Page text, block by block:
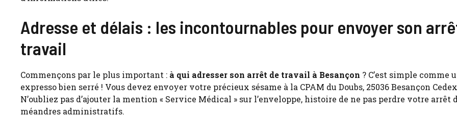
Adresse et délais : les incontournables pour envoyer son
travail
Commençons par le plus important : à qui adresser son arrêt de travail à Besançon ? C’est simple comme
expresso bien serré ! Vous devez envoyer votre précieux sésame à la CPAM du Doubs, 25036 Besançon
N’oubliez pas d’ajouter la mention « Service Médical » sur l’enveloppe, histoire de ne pas perdre votre arrêt
méandres administratifs.